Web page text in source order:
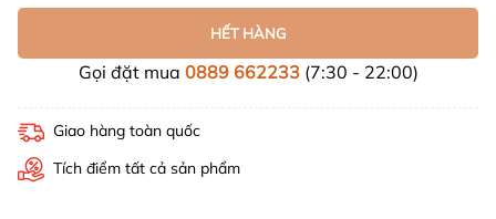
HẾT HÀNG
Gọi đặt mua 0889 662233(7:30 - 22:00)
Giao hàng toàn quốc
Tích điểm tất cả sản phẩm